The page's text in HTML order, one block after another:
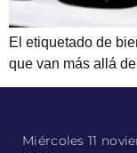
El etiquetado de
que van más allá
Miércoles 11